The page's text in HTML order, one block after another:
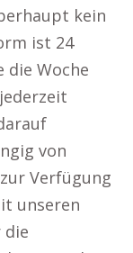
kein
ist 24
die Woche
von
Verfügung
unseren
die